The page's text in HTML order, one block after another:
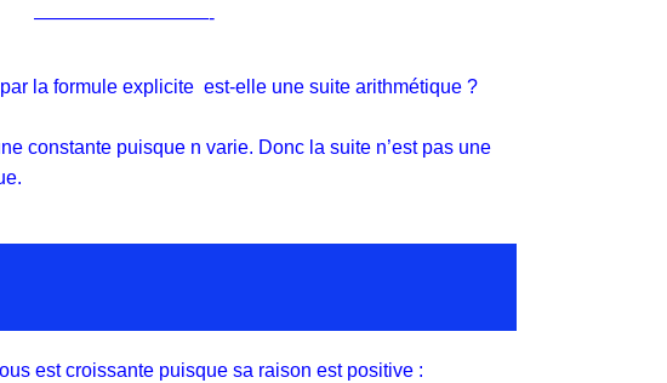
la formule explicite est-elle une suite arithmétique ?
constante puisque n varie. Donc la suite n’est pas une
est croissante puisque sa raison est positive :